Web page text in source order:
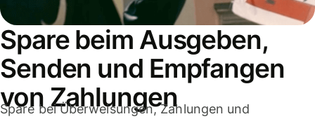
Spare beim Ausgeben,
Senden und Empfangen
von Zahlungen
Spare bei Überweisungen, Zahlungen und